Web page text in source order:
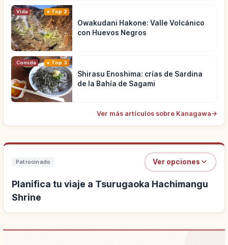
Vida Top 2
Owakudani Hakone: Valle Volcánico
con Huevos Negros
Comida Top 3
Shirasu Enoshima: crías de Sardina
de la Bahía de Sagami
Ver más artículos sobre Kanagawa→
Patrocinado Ver opciones
Planifica tu viaje a Tsurugaoka Hachimangu
Shrine